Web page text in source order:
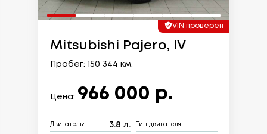
VIN проверен
Mitsubishi Pajero, IV
Пробег: 150 344 км.
Цена: 966 000 р.
Двигатель: 3.8 л. Тип двигателя: